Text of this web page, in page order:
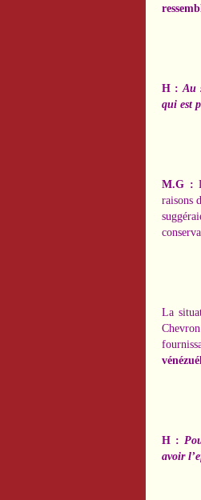
H : Au
qui est
M.G :
raisons
La
H :
avoir